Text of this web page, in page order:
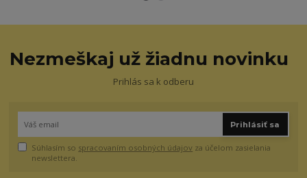
Nezmeškaj už žiadnu novinku
Prihlás sa k odberu
Prihlásiť sa
Súhlasím so spracovaním osobných údajov za účelom zasielania
newslettera.